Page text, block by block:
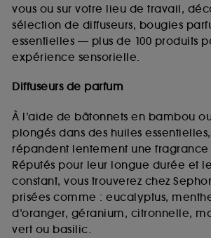
vous ou sur votre lieu de travail,
sélection de diffuseurs, bougies
essentielles — plus de 100 produits
expérience sensorielle.
Diffuseurs de parfum
À l’aide de bâtonnets en bambou
plongés dans des huiles
répandent lentement une fragrance
Réputés pour leur longue durée et
constant, vous trouverez chez
prisées comme : eucalyptus,
d’oranger, géranium, citronnelle,
vert ou basilic.